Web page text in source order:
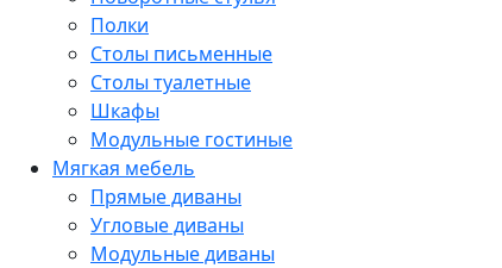
Полки
Столы письменные
Столы туалетные
Шкафы
Модульные гостиные
Мягкая мебель
Прямые диваны
Угловые диваны
Модульные диваны